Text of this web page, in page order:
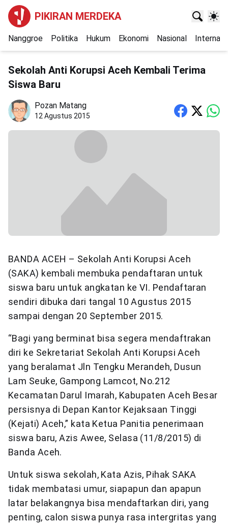
PIKIRAN MERDEKA
Nanggroe Politika Hukum Ekonomi Nasional
Sekolah Anti Korupsi Aceh Kembali Terima
Siswa Baru
Pozan Matang
12 Agustus 2015
BANDA ACEH – Sekolah Anti Korupsi Aceh
(SAKA) kembali membuka pendaftaran untuk
siswa baru untuk angkatan ke VI. Pendaftaran
sendiri dibuka dari tangal 10 Agustus 2015
sampai dengan 20 September 2015.
“Bagi yang berminat bisa segera mendaftrakan
diri ke Sekretariat Sekolah Anti Korupsi Aceh
yang beralamat Jln Tengku Merandeh, Dusun
Lam Seuke, Gampong Lamcot, No.212
Kecamatan Darul Imarah, Kabupaten Aceh Besar
persisnya di Depan Kantor Kejaksaan Tinggi
(Kejati) Aceh,” kata Ketua Panitia penerimaan
siswa baru, Azis Awee, Selasa (11/8/2015) di
Banda Aceh.
Untuk siswa sekolah, Kata Azis, Pihak SAKA
tidak membatasi umur, siapapun dan apapun
latar belakangnya bisa mendaftarkan diri, yang
penting, calon siswa punya rasa intergritas yang